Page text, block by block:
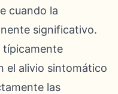
cuando la
significativo.
típicamente
el alivio sintomático
las